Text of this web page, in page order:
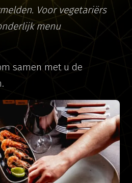
Voor vegetariërs
menu
samen met u de